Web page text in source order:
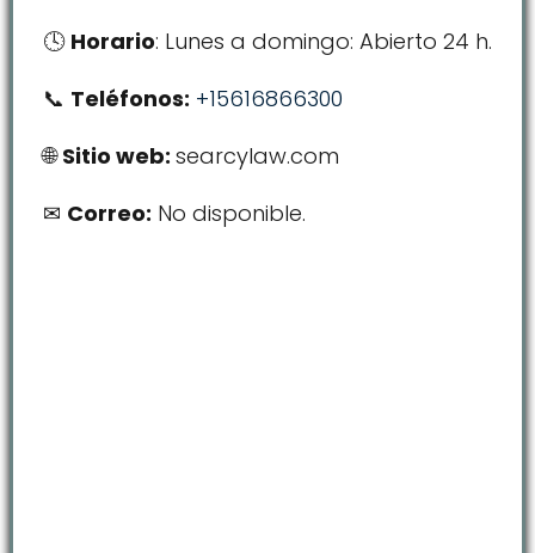
Horario: Lunes a domingo: Abierto 24 h.
Teléfonos: +15616866300
Sitio web:searcylaw.com
Correo: No disponible.